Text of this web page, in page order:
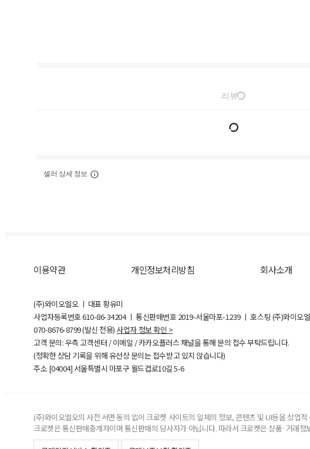
리뷰
셀러 상세 정보
이용약관 개인정보처리방침 회사소개
(주)와이오엘오 ㅣ 대표 황유미
사업자등록번호610-86-34204ㅣ 통신판매번호 2019-서울마포-1239 ㅣ 호스팅 (주)와이오
070-8676-8799 (발신 전용) 사업자 정보 확인 >
고객 문의: 우측 고객센터 / 이메일 / 카카오플러스 채널을 통해 문의 접수 부탁드립니다.
(정확한 상담 기록을 위해 유선상 문의는 접수받고 있지 않습니다)
주소 [04004] 서울특별시 마포구 월드컵로10길5-6
(주)와이오엘오의 사전 서면 동의 없이 크로켓 사이트의 일체의 정보, 콘텐츠 및 UI등을 상업
크로켓은 통신판매중개자이며 통신판매의 당사자가 아닙니다. 따라서 크로켓은 상품·거래정